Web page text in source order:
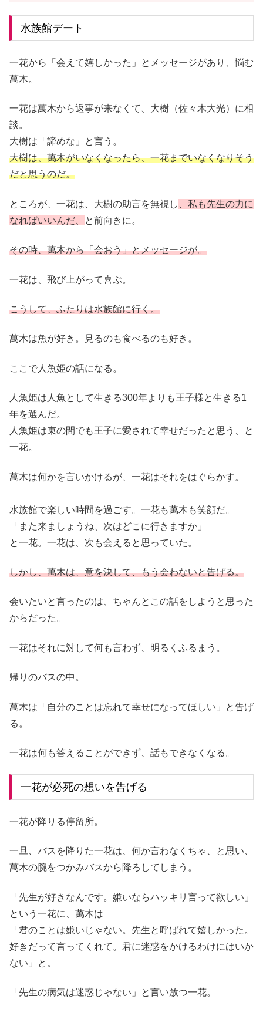
水族館デート
一花から「会えて嬉しかった」とメッセージがあり、悩む
萬木。
一花は萬木から返事が来なくて、大樹（佐々木大光）に相
談。
大樹は「諦めな」と言う。
大樹は、萬木がいなくなったら、一花までいなくなりそう
だと思うのだ。
ところが、一花は、大樹の助言を無視し
、私も先生の力に
なればいいんだ、
と前向きに。
その時、萬木から「会おう」とメッセージが。
一花は、飛び上がって喜ぶ。
こうして、ふたりは水族館に行く。
萬木は魚が好き。見るのも食べるのも好き。
ここで人魚姫の話になる。
人魚姫は人魚として生きる300年よりも王子様と生きる1
年を選んだ。
人魚姫は束の間でも王子に愛されて幸せだったと思う、と
一花。
萬木は何かを言いかけるが、一花はそれをはぐらかす。
水族館で楽しい時間を過ごす。一花も萬木も笑顔だ。
「また来ましょうね、次はどこに行きますか」
と一花。一花は、次も会えると思っていた。
しかし、萬木は、意を決して、もう会わないと告げる。
会いたいと言ったのは、ちゃんとこの話をしようと思った
からだった。
一花はそれに対して何も言わず、明るくふるまう。
帰りのバスの中。
萬木は「自分のことは忘れて幸せになってほしい」と告げ
る。
一花は何も答えることができず、話もできなくなる。
一花が必死の想いを告げる
一花が降りる停留所。
一旦、バスを降りた一花は、何か言わなくちゃ、と思い、
萬木の腕をつかみバスから降ろしてしまう。
「先生が好きなんです。嫌いならハッキリ言って欲しい」
という一花に、萬木は
「君のことは嫌いじゃない。先生と呼ばれて嬉しかった。
好きだって言ってくれて。君に迷惑をかけるわけにはいか
ない」と。
「先生の病気は迷惑じゃない」と言い放つ一花。